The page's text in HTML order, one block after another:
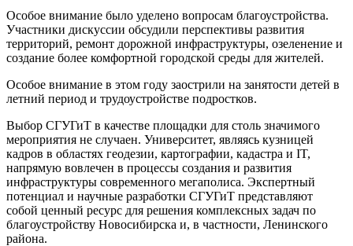
Особое внимание было уделено вопросам благоустройства.
Участники дискуссии обсудили перспективы развития
территорий, ремонт дорожной инфраструктуры, озеленение и
создание более комфортной городской среды для жителей.
Особое внимание в этом году заострили на занятости детей в
летний период и трудоустройстве подростков.
Выбор СГУГиТ в качестве площадки для столь значимого
мероприятия не случаен. Университет, являясь кузницей
кадров в областях геодезии, картографии, кадастра и IT,
напрямую вовлечен в процессы создания и развития
инфраструктуры современного мегаполиса. Экспертный
потенциал и научные разработки СГУГиТ представляют
собой ценный ресурс для решения комплексных задач по
благоустройству Новосибирска и, в частности, Ленинского
района.